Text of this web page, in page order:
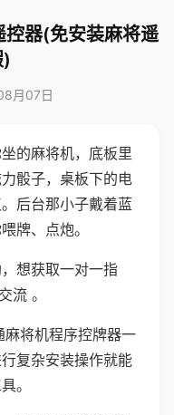
器(免安装麻将遥
月07日
的麻将机，底板里
骰子，桌板下的电
后台那小子戴着蓝
牌、点炮。
想获取一对一指
流 。
将机程序控牌器一
复杂安装操作就能
。